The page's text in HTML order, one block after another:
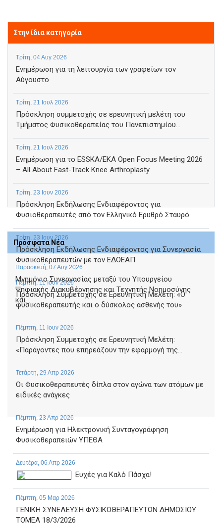
Στην ίδια κατηγορία
Τρίτη, 04 Αυγ 2026
Ενημέρωση για τη λειτουργία των γραφείων τον
Αύγουστο
Τρίτη, 21 Ιουλ 2026
Πρόσκληση συμμετοχής σε ερευνητική μελέτη του
Τμήματος Φυσικοθεραπείας του Πανεπιστημίου...
Τρίτη, 21 Ιουλ 2026
Ενημέρωση για το ESSKA/EKA Open Focus Meeting 2026
– All About Fast-Track Knee Arthroplasty
Τρίτη, 23 Ιουν 2026
Πρόσκληση Εκδήλωσης Ενδιαφέροντος για
Φυσιοθεραπευτές από τον Ελληνικό Ερυθρό Σταυρό
Τρίτη, 23 Ιουν 2026
Πρόσκληση Εκδήλωσης Ενδιαφέροντος για Συνεργασία
Φυσικοθεραπευτών με τον ΕΔΟΕΑΠ
Πέμπτη, 11 Ιουν 2026
Πρόσκληση Συμμετοχής σε Ερευνητική Μελέτη: «Ο
φυσικοθεραπευτής και ο δύσκολος ασθενής του»
Πέμπτη, 11 Ιουν 2026
Πρόσκληση Συμμετοχής σε Ερευνητική Μελέτη:
«Παράγοντες που επηρεάζουν την εφαρμογή της...
Τετάρτη, 29 Απρ 2026
Οι Φυσικοθεραπευτές δίπλα στον αγώνα των ατόμων με
ειδικές ανάγκες
Πέμπτη, 23 Απρ 2026
Ενημέρωση για Ηλεκτρονική Συνταγογράφηση
Φυσικοθεραπειών ΥΠΕΘΑ
Δευτέρα, 06 Απρ 2026
Ευχές για Καλό Πάσχα!
Πέμπτη, 05 Μαρ 2026
ΓΕΝΙΚΗ ΣΥΝΕΛΕΥΣΗ ΦΥΣΙΚΟΘΕΡΑΠΕΥΤΩΝ ΔΗΜΟΣΙΟΥ
ΤΟΜΕΑ 18/3/2026
Πρόσφατα Νέα
Παρασκευή, 07 Αυγ 2026
Μνημόνιο Συνεργασίας μεταξύ του Υπουργείου
Ψηφιακής Διακυβέρνησης και Τεχνητής Νοημοσύνης
και...